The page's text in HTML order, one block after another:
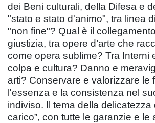
dei Beni culturali, della Difesa e
"stato e stato d'animo", tra linea
"non fine"? Qual è il
giustizia, tra opere d’arte che
come opera sublime? Tra Interni
colpa e cultura? Danno e
arti? Conservare e valorizzare le
l'essenza e la consistenza nel
indiviso. Il tema della delicatezza
carico”, con tutte le garanzie e le